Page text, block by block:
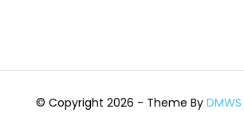
© Copyright 2026 - Theme ByDMWS